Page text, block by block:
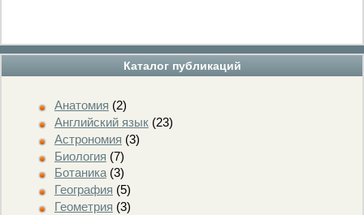
Каталог публикаций
Анатомия (2)
Английский язык(23)
Астрономия (3)
Биология (7)
Ботаника(3)
География (5)
Геометрия (3)